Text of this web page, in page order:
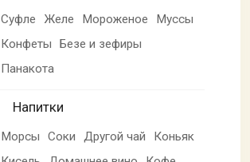
Суфле Желе Мороженое
Муссы
Конфеты
Безе и зефиры
Панакота
Напитки
Морсы Соки Другой чай
Коньяк